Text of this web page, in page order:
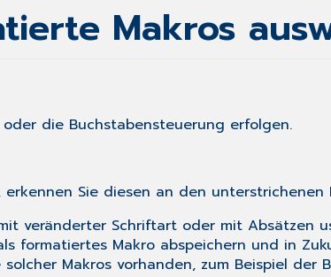
Makros
oder die Buchstabensteuerung erfolgen.
Sie diesen an den
veränderter Schriftart oder mit Absätzen
formatiertes Makro abspeichern und in
Makros vorhanden, zum Beispiel der